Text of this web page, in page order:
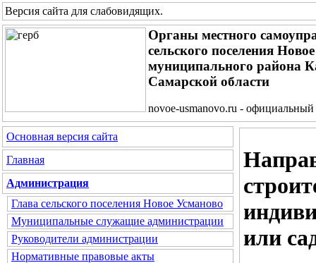
Версия сайта для слабовидящих.
Органы местного
сельского поселения
муниципального района
Самарской области
novoe-usmanovo.ru - официальный
Основная версия сайта
Главная
Администрация
Глава сельского поселения Новое Усманово
Муниципальные служащие администрации
Руководители администрации
Нормативные правовые акты
или